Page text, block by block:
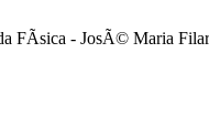
FÃ­sica - JosÃ© Maria